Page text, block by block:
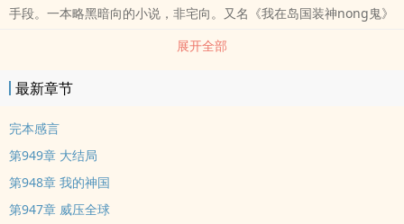
手段。一本略黑暗向的小说，非宅向。又名《我在岛国装神nong鬼》
展开全部
最新章节
完本感言
第949章 大结局
第948章 我的神国
第947章 威压全球